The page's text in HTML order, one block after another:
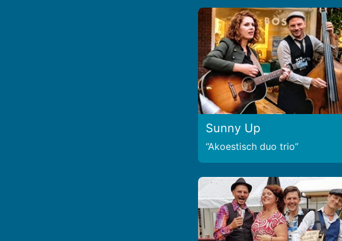
Sunny Up
Akoestisch duo trio